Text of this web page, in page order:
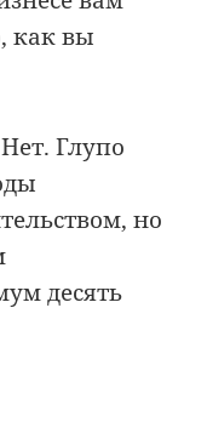
как вы
Нет. Глупо
но
десять